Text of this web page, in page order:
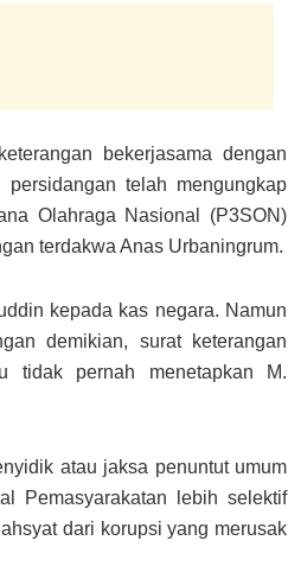
bekerjasama dengan
telah mengungkap
Olahraga Nasional (P3SON)
terdakwa Anas Urbaningrum.
kepada kas negara. Namun
demikian, surat keterangan
tidak pernah menetapkan M.
atau jaksa penuntut umum
Pemasyarakatan lebih selektif
dari korupsi yang merusak